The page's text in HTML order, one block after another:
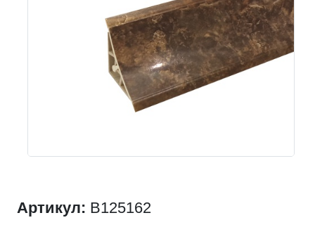
Артикул: B125162